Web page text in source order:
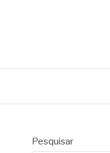
Pesquisar